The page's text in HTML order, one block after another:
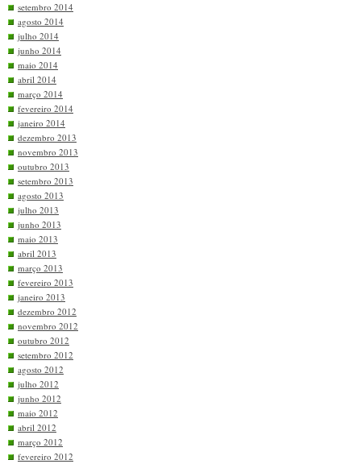
setembro 2014
agosto 2014
julho 2014
junho 2014
maio 2014
abril 2014
março 2014
fevereiro 2014
janeiro 2014
dezembro 2013
novembro 2013
outubro 2013
setembro 2013
agosto 2013
julho 2013
junho 2013
maio 2013
abril 2013
março 2013
fevereiro 2013
janeiro 2013
dezembro 2012
novembro 2012
outubro 2012
setembro 2012
agosto 2012
julho 2012
junho 2012
maio 2012
abril 2012
março 2012
fevereiro 2012